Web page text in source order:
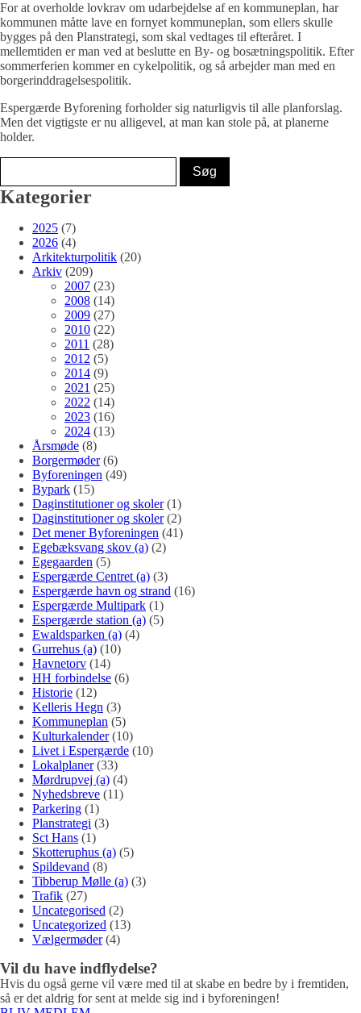
For at overholde lovkrav om udarbejdelse af en kommuneplan, har
kommunen måtte lave en fornyet kommuneplan, som ellers skulle
bygges på den Planstrategi, som skal vedtages til efteråret. I
mellemtiden er man ved at beslutte en By- og bosætningspolitik. Efter
sommerferien kommer en cykelpolitik, og så arbejder man med en
borgerinddragelsespolitik.
Espergærde Byforening forholder sig naturligvis til alle planforslag.
Men det vigtigste er nu alligevel, at man kan stole på, at planerne
holder.
Kategorier
2025 (7)
2026 (4)
Arkitekturpolitik (20)
Arkiv (209)
2007 (23)
2008 (14)
2009 (27)
2010 (22)
2011 (28)
2012 (5)
2014 (9)
2021 (25)
2022 (14)
2023 (16)
2024 (13)
Årsmøde (8)
Borgermøder(6)
Byforeningen (49)
Bypark (15)
Daginstitutioner og skoler(1)
Daginstitutioner og skoler(2)
Det mener Byforeningen (41)
Egebæksvang skov (a) (2)
Egegaarden (5)
Espergærde Centret (a) (3)
Espergærde havn og strand (16)
Espergærde Multipark (1)
Espergærde station (a) (5)
Ewaldsparken (a) (4)
Gurrehus (a) (10)
Havnetorv (14)
HH forbindelse (6)
Historie (12)
Kelleris Hegn (3)
Kommuneplan (5)
Kulturkalender(10)
Livet i Espergærde (10)
Lokalplaner(33)
Mørdrupvej (a) (4)
Nyhedsbreve (11)
Parkering (1)
Planstrategi (3)
Sct Hans (1)
Skotteruphus (a) (5)
Spildevand (8)
Tibberup Mølle (a) (3)
Trafik (27)
Uncategorised (2)
Uncategorized (13)
Vælgermøder(4)
Vil du have indflydelse?
Hvis du også gerne vil være med til at skabe en bedre by i fremtiden,
så er det aldrig for sent at melde sig ind i byforeningen!